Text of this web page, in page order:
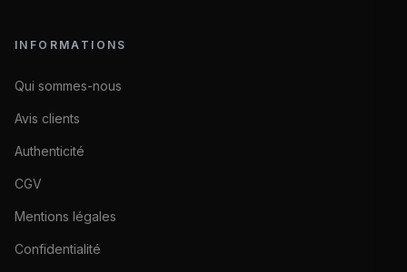
INFORMATIONS
Qui sommes-nous
Avis clients
Authenticité
CGV
Mentions légales
Confidentialité